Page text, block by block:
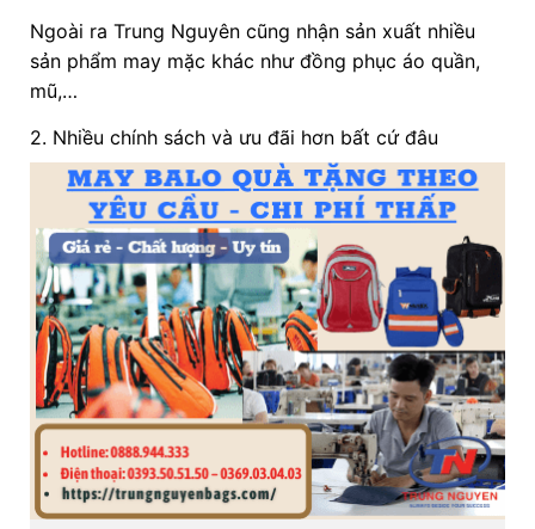
Ngoài ra Trung Nguyên cũng nhận sản xuất nhiều
sản phẩm may mặc khác như đồng phục áo quần,
mũ,…
2. Nhiều chính sách và ưu đãi hơn bất cứ đâu